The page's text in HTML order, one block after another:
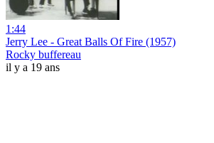
1:44
Jerry Lee - Great Balls Of Fire (1957)
Rocky buffereau
il y a 19 ans